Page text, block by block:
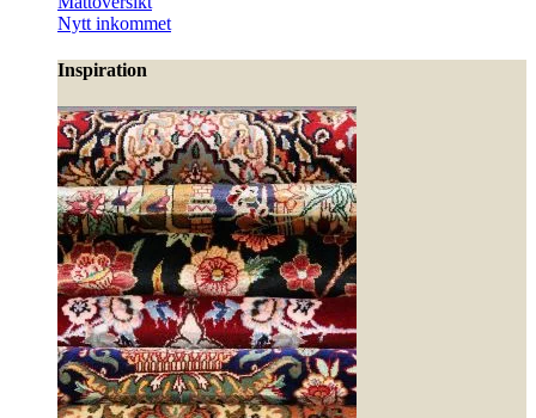
Nytt inkommet
Inspiration